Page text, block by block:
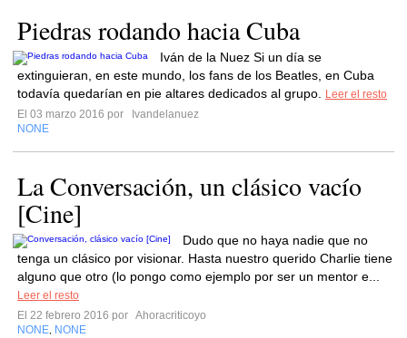
Piedras rodando hacia Cuba
Iván de la Nuez Si un día se
extinguieran, en este mundo, los fans de los Beatles, en Cuba
todavía quedarían en pie altares dedicados al grupo.
Leer el resto
El 03 marzo 2016 por
Ivandelanuez
NONE
La Conversación, un clásico vacío
[Cine]
Dudo que no haya nadie que no
tenga un clásico por visionar. Hasta nuestro querido Charlie tiene
alguno que otro (lo pongo como ejemplo por ser un mentor e...
Leer el resto
El 22 febrero 2016 por Ahoracriticoyo
NONE NONE